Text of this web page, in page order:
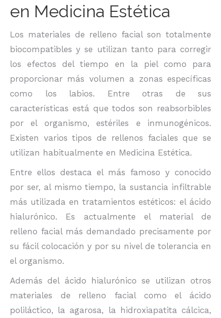
en Medicina Estética
Los materiales de relleno facial son totalmente
biocompatibles y se utilizan tanto para corregir
los efectos del tiempo en la piel como para
proporcionar más volumen a zonas específicas
como los labios. Entre otras de sus
características está que todos son reabsorbibles
por el organismo, estériles e inmunogénicos.
Existen varios tipos de rellenos faciales que se
utilizan habitualmente en Medicina Estética.
Entre ellos destaca el más famoso y conocido
por ser, al mismo tiempo, la sustancia infiltrable
más utilizada en tratamientos estéticos: el ácido
hialurónico. Es actualmente el material de
relleno facial más demandado precisamente por
su fácil colocación y por su nivel de tolerancia en
el organismo.
Además del ácido hialurónico se utilizan otros
materiales de relleno facial como el ácido
poliláctico, la agarosa, la hidroxiapatita cálcica,